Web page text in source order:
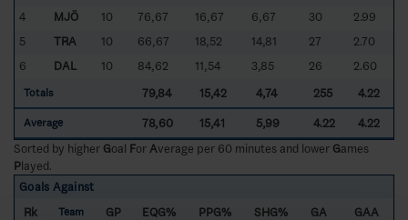
4
MJÖ 10 76,67 16,67 6,67 30
2.99
5
TRA 10 66,67 18,52 14,81 27
2.70
6
DAL 10 84,62 11,54 3,85 26 2.60
Totals 79,84 15,42 4,74 255 4.22
Average 78,60 15,41 5,99 4.22
4.22
Sorted by higher Goal For Average per 60 minutes and lower Games
Played.
Goals Against
Rk
Team GP EQG% PPG% SHG% GA
GAA